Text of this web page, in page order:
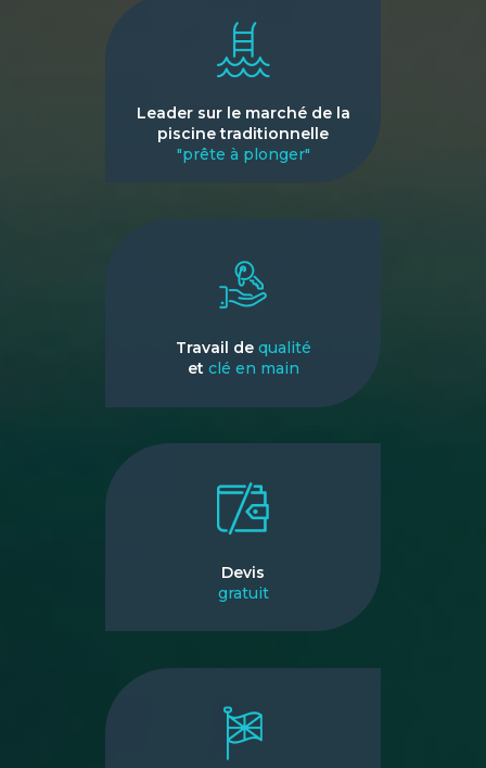
Leader sur le marché de la
piscine traditionnelle
"prête à plonger"
Travail de qualité
et clé en main
Devis
gratuit